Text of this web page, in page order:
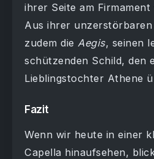
ihrer Seite am
Aus ihrer
zudem die Aegis, seinen
schützenden Schild, den
Lieblingstochter Athene
Fazit
Wenn wir heute in einer
Capella hinaufsehen,